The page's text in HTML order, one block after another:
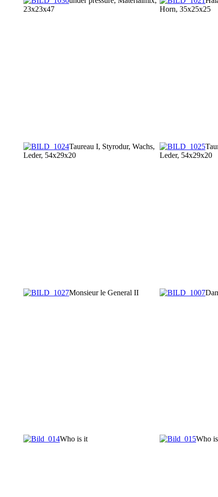
23x23x47
Horn, 35x25x25
Taureau I, Styrodur, Wachs,
Leder, 54x29x20
Leder, 54x29x20
Monsieur le General II
Who is it Who